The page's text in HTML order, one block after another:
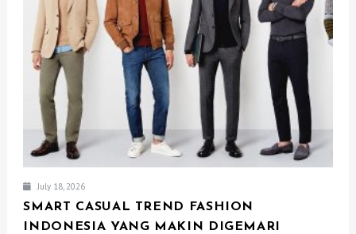
July 18, 2026
SMART CASUAL TREND FASHION
INDONESIA YANG MAKIN DIGEMARI